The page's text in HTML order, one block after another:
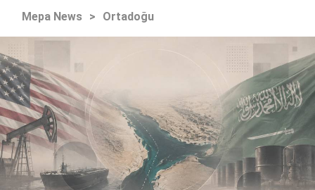
Mepa News > Ortadoğu